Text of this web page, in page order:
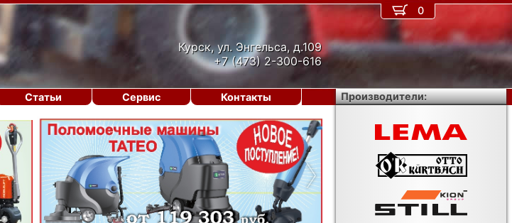
Курск, ул. Энгельса, д.109
+7 (473) 2-300-616
›
0
Статьи Сервис Контакты Производители: